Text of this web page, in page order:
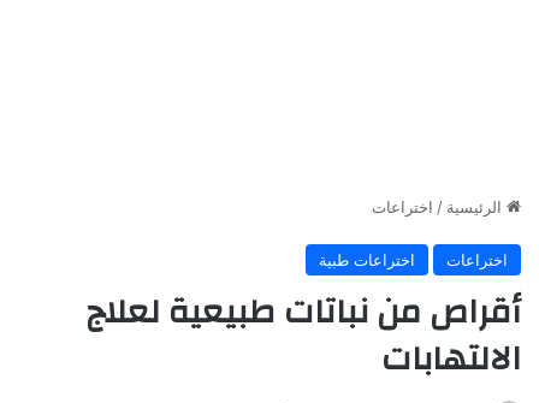
الرئيسية / اختراعات
اختراعات اختراعات طبية
أقراص من نباتات طبيعية لعلاج
الالتهابات